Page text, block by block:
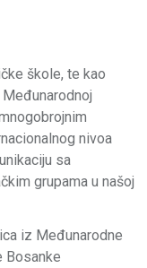
škole, te kao
nivoa
sa
grupama u našoj
iz Međunarodne
Bosanke